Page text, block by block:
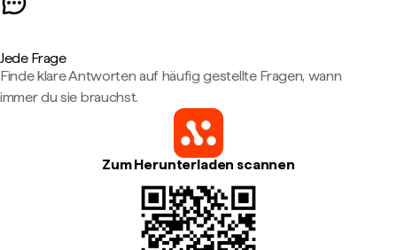
Jede Frage
Finde klare Antworten auf häufig gestellte Fragen, wann
immer du sie brauchst.
Zum Herunterladen scannen